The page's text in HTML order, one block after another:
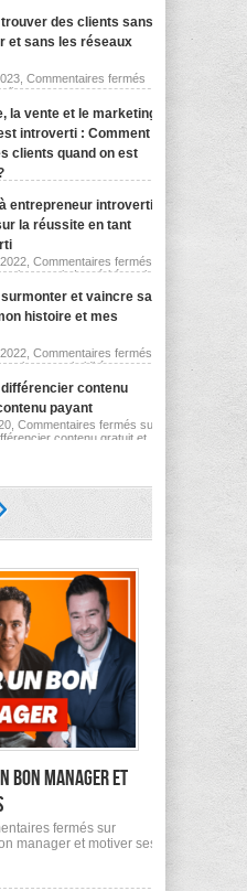
des clients sans
et sans les réseaux
Commentaires fermés
sans prospecter et
la vente et le marketing
introverti : Comment
clients quand on est
on est introverti :
quand on est introverti ?
entrepreneur introverti :
la réussite en tant
Commentaires fermés
introverti : La vérité sur la
et vaincre sa
histoire et mes
Commentaires fermés
vaincre sa timidité : mon
contenu
payant
Commentaires fermés sur
contenu gratuit et
bon manager et
fermés sur
manager et motiver ses